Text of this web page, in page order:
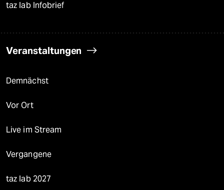
taz lab Infobrief
Veranstaltungen
Demnächst
Vor Ort
Live im Stream
Vergangene
taz lab 2027